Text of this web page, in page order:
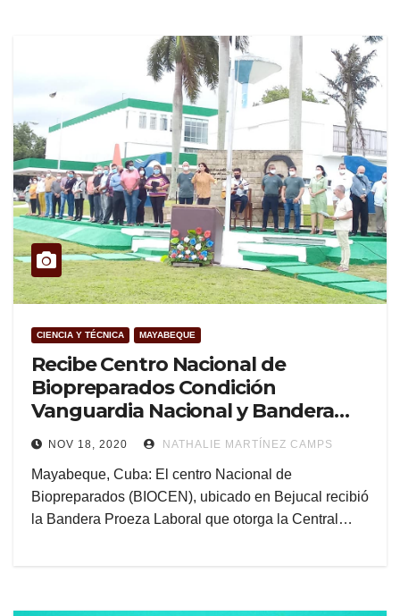
CIENCIA Y TÉCNICA MAYABEQUE
Recibe Centro Nacional de
Biopreparados Condición
Vanguardia Nacional y Bandera
Proeza Laboral (+Audio y Fotos)
NOV 18, 2020 NATHALIE MARTÍNEZ CAMPS
Mayabeque, Cuba: El centro Nacional de
Biopreparados (BIOCEN), ubicado en Bejucal recibió
la Bandera Proeza Laboral que otorga la Central…